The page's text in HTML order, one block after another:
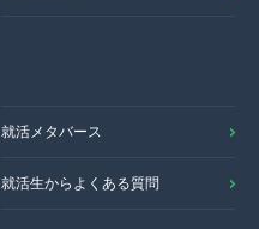
就活メタバース
就活生からよくある質問